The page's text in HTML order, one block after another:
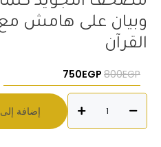
وبيان على هامش
القرآن
800EGP السعر الأصلي هو: 800EGP.
750EGP
مصحف
التجويد
إضافة